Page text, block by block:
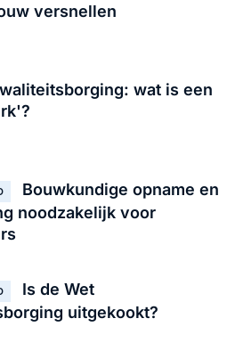
versnellen
wat is een
Bouwkundige opname en
noodzakelijk voor
Is de Wet
uitgekookt?